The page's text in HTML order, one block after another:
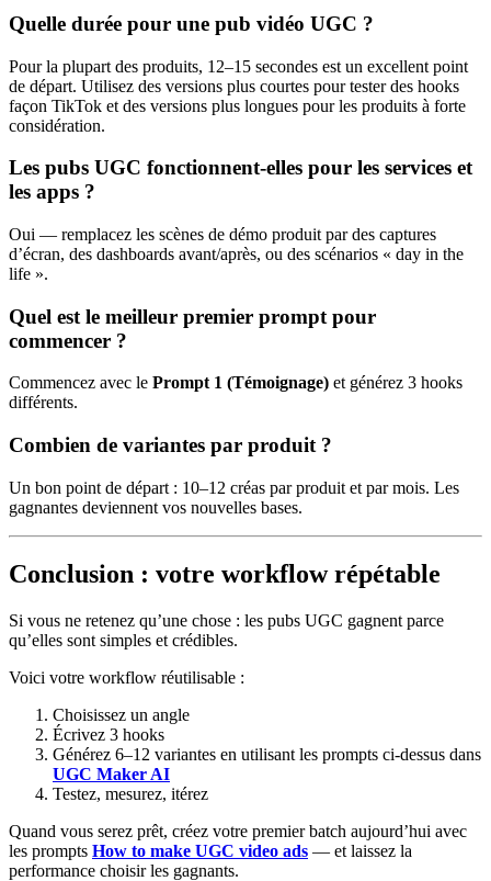
Quelle durée pour une pub vidéo UGC ?
Pour la plupart des produits, 12–15 secondes est un excellent point
de départ. Utilisez des versions plus courtes pour tester des hooks
façon TikTok et des versions plus longues pour les produits à forte
considération.
Les pubs UGC fonctionnent‑elles pour les services et
les apps ?
Oui — remplacez les scènes de démo produit par des captures
d’écran, des dashboards avant/après, ou des scénarios « day in the
life ».
Quel est le meilleur premier prompt pour
commencer ?
Commencez avec le Prompt 1 (Témoignage) et générez 3 hooks
différents.
Combien de variantes par produit ?
Un bon point de départ : 10–12 créas par produit et par mois. Les
gagnantes deviennent vos nouvelles bases.
Conclusion : votre workflow répétable
Si vous ne retenez qu’une chose : les pubs UGC gagnent parce
qu’elles sont simples et crédibles.
Voici votre workflow réutilisable :
Choisissez un angle
Écrivez 3 hooks
Générez 6–12 variantes en utilisant les prompts ci‑dessus dans
UGC Maker AI
Testez, mesurez, itérez
Quand vous serez prêt, créez votre premier batch aujourd’hui avec
les prompts How to make UGC video ads — et laissez la
performance choisir les gagnants.